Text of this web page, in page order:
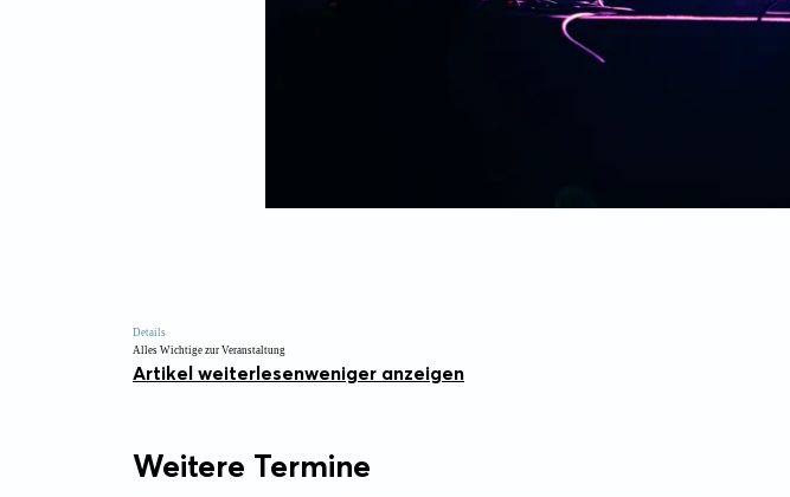
Details
Alles Wichtige zur Veranstaltung
Artikel weiterlesenweniger anzeigen
Weitere Termine